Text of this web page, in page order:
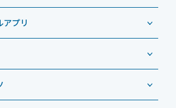
TW2A-E9LT
TA2C-NF8
TA2C-NF8BL
TA2C-CS8
TA2C-CS8BL
修理パック
代行サービス
管理運用パック
援ソリューション
ーソニック）
プス）
スキャン）
スン）
タブレット、デジタルサイネージほか）
レット端末
ネージ・プロジェクター
ディオ・その他AV機器
プリ
「NFCオプティマイザー」
リ「ログ送信アプリ」
Control」